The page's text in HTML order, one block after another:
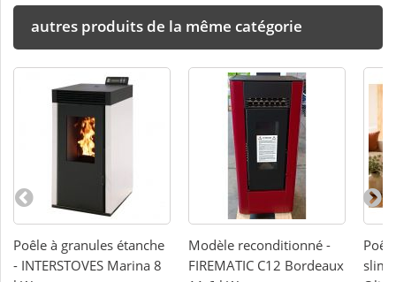
autres produits de la même catégorie
Poêle à granules étanche
- INTERSTOVES Marina 8
Modèle reconditionné -
FIREMATIC C12 Bordeaux
slim